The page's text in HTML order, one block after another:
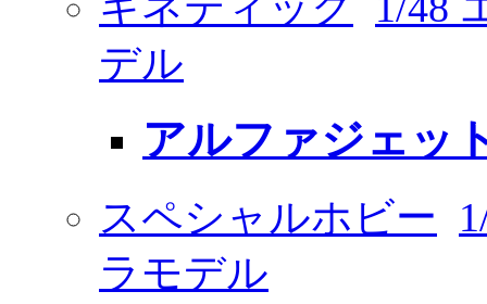
デル
アルファジェッ
スペシャルホビー
ラモデル